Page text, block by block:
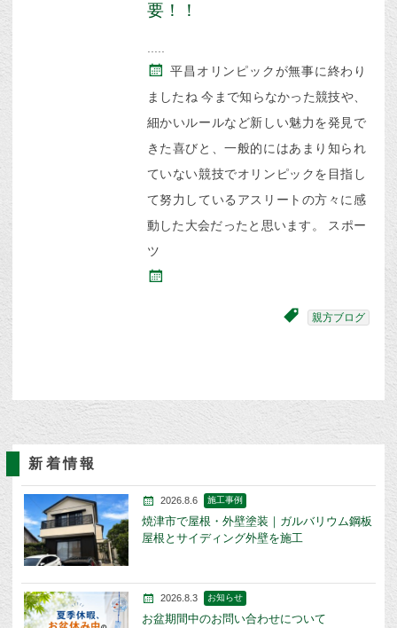
要！！
平昌オリンピックが無事に終わり
ましたね 今まで知らなかった競技や、
細かいルールなど新しい魅力を発見で
きた喜びと、一般的にはあまり知られ
ていない競技でオリンピックを目指し
て努力しているアスリートの方々に感
動した大会だったと思います。 スポー
ツ
親方ブログ
新着情報
2026.8.6 施工事例
焼津市で屋根・外壁塗装｜ガルバリウム鋼板
屋根とサイディング外壁を施工
2026.8.3 お知らせ
お盆期間中のお問い合わせについて